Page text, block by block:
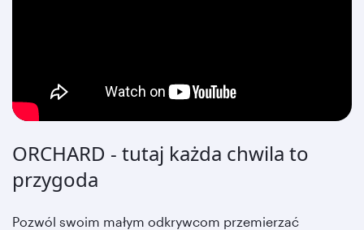
ORCHARD - tutaj każda chwila to
przygoda
Pozwól swoim małym odkrywcom przemierzać